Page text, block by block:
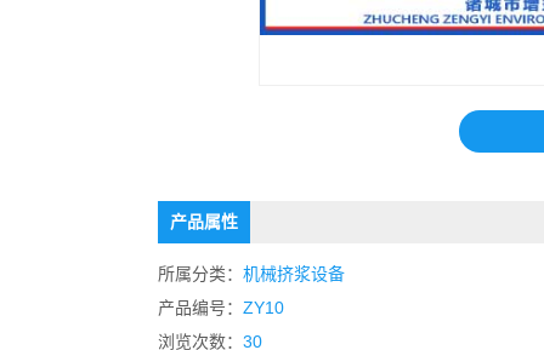
产品属性
所属分类： 机械挤浆设备
产品编号： ZY10
浏览次数： 30